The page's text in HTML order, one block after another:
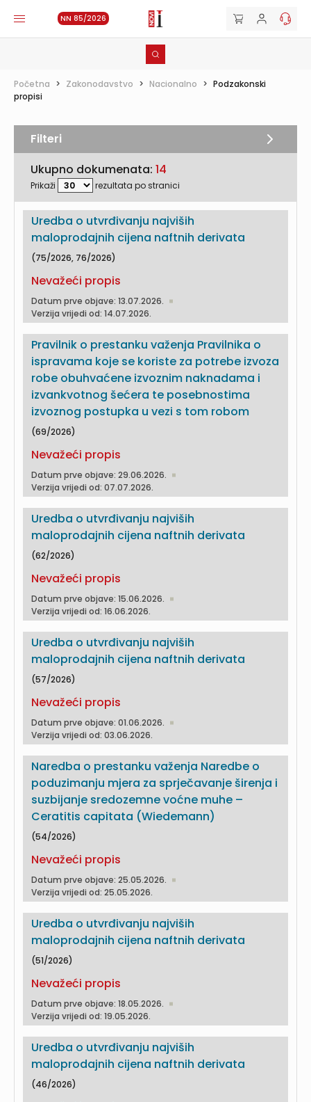
NN 85/2026
Početna > Zakonodavstvo > Nacionalno > Podzakonski
propisi
Ukupno dokumenata: 14
Prikaži rezultata po stranici
Uredba o utvrđivanju najviših
maloprodajnih cijena naftnih derivata
(75/2026, 76/2026)
Nevažeći propis
Datum prve objave: 13.07.2026.
Verzija vrijedi od: 14.07.2026.
Pravilnik o prestanku važenja Pravilnika o
ispravama koje se koriste za potrebe izvoza
robe obuhvaćene izvoznim naknadama i
izvankvotnog šećera te posebnostima
izvoznog postupka u vezi s tom robom
(69/2026)
Nevažeći propis
Datum prve objave: 29.06.2026.
Verzija vrijedi od: 07.07.2026.
Uredba o utvrđivanju najviših
maloprodajnih cijena naftnih derivata
(62/2026)
Nevažeći propis
Datum prve objave: 15.06.2026.
Verzija vrijedi od: 16.06.2026.
Uredba o utvrđivanju najviših
maloprodajnih cijena naftnih derivata
(57/2026)
Nevažeći propis
Datum prve objave: 01.06.2026.
Verzija vrijedi od: 03.06.2026.
Naredba o prestanku važenja Naredbe o
poduzimanju mjera za sprječavanje širenja i
suzbijanje sredozemne voćne muhe –
Ceratitis capitata (Wiedemann)
(54/2026)
Nevažeći propis
Datum prve objave: 25.05.2026.
Verzija vrijedi od: 25.05.2026.
Uredba o utvrđivanju najviših
maloprodajnih cijena naftnih derivata
(51/2026)
Nevažeći propis
Datum prve objave: 18.05.2026.
Verzija vrijedi od: 19.05.2026.
Uredba o utvrđivanju najviših
maloprodajnih cijena naftnih derivata
(46/2026)
Filteri